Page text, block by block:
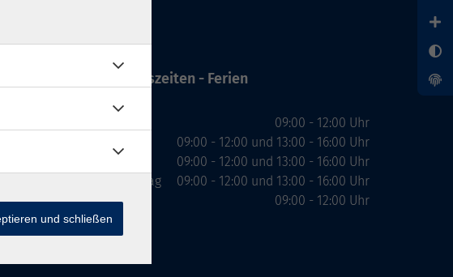
Öffnungszeiten - Ferien
Donnerstag
Freitag
09:00 - 12:00 Uhr
09:00 - 12:00 und 13:00 - 16:00 Uhr
09:00 - 12:00 und 13:00 - 16:00 Uhr
09:00 - 12:00 und 13:00 - 16:00 Uhr
09:00 - 12:00 Uhr
und schließen